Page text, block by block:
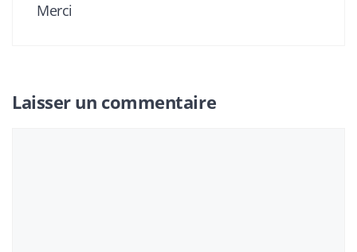
Merci
Laisser un commentaire